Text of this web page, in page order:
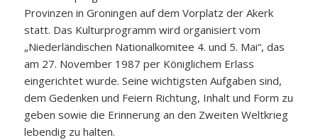
Provinzen in Groningen auf dem Vorplatz der Akerk
statt. Das Kulturprogramm wird organisiert vom
„Niederländischen Nationalkomitee 4. und 5. Mai“, das
am 27. November 1987 per Königlichem Erlass
eingerichtet wurde. Seine wichtigsten Aufgaben sind,
dem Gedenken und Feiern Richtung, Inhalt und Form zu
geben sowie die Erinnerung an den Zweiten Weltkrieg
lebendig zu halten.